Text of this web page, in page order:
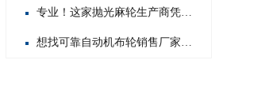
专业！这家抛光麻轮生产商凭啥在行业内脱颖而出？
想找可靠自动机布轮销售厂家？这几家值得你重点关注！